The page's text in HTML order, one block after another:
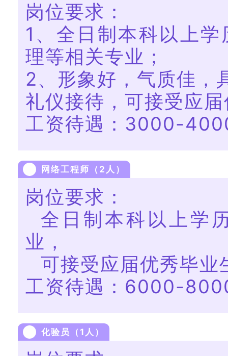
岗位要求：
1、全日制本科以上
理等相关专业；
2、形象好，气质佳，
礼仪接待，可接受应
工资待遇：3000-
网络工程师（2人）
岗位要求：
全日制本科以上学
业，
可接受应届优秀毕业
工资待遇：6000-
化验员（1人）